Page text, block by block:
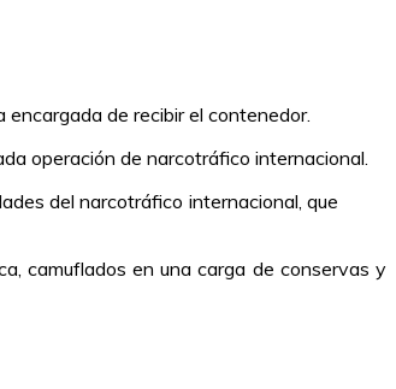
de recibir el contenedor.
operación de narcotráfico internacional.
del narcotráfico internacional, que
camuflados en una carga de conservas y